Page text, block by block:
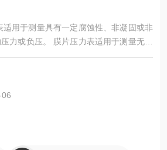
压力表适用于测量无爆
、有较高粘度，但对铜和铜合金无腐蚀